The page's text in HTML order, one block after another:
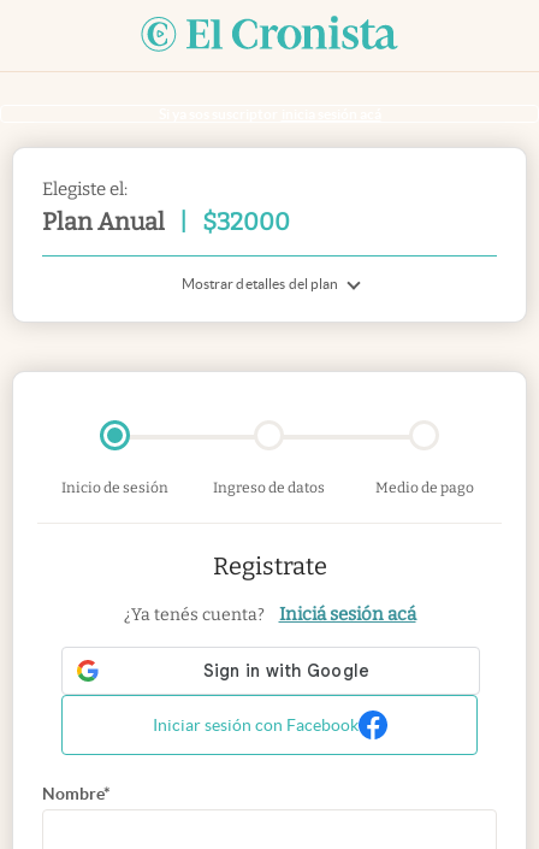
Elegiste el:
Plan Anual $32000
Mostrar detalles del plan
Inicio de sesión Ingreso de datos Medio de pago
Registrate
¿Ya tenés cuenta? Iniciá sesión acá
Iniciar sesión con Facebook
Nombre*